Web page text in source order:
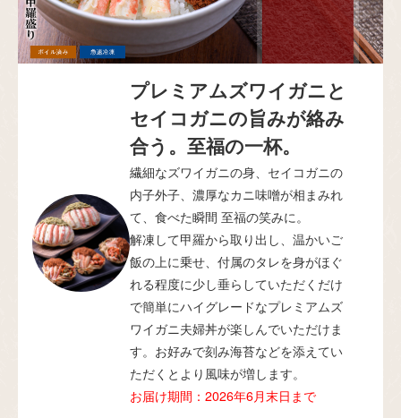
プレミアムズワイガニと
セイコガニの旨みが絡み
合う。至福の一杯。
繊細なズワイガニの身、セイコガニの
内子外子、濃厚なカニ味噌が相まみれ
て、食べた瞬間 至福の笑みに。
解凍して甲羅から取り出し、温かいご
飯の上に乗せ、付属のタレを身がほぐ
れる程度に少し垂らしていただくだけ
で簡単にハイグレードなプレミアムズ
ワイガニ夫婦丼が楽しんでいただけま
す。お好みで刻み海苔などを添えてい
ただくとより風味が増します。
お届け期間：2026年6月末日まで